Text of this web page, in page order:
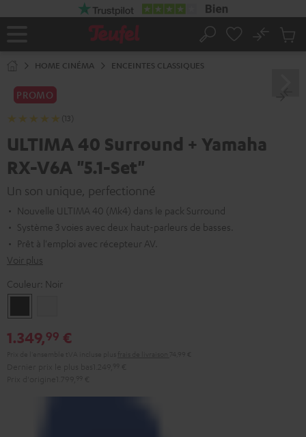
Page
Rechercher
No
HOME CINÉMA ENCEINTES CLASSIQUES
PROMO
(13)
ULTIMA 40 Surround + Yamaha
RX-V6A "5.1-Set"
Un son unique, perfectionné
Nouvelle ULTIMA 40 (Mk4) dans le pack Surround
Système 3 voies avec deux haut-parleurs de basses.
Prêt à l'emploi avec récepteur AV.
Voir plus
Couleur: Noir
1.349,99 €